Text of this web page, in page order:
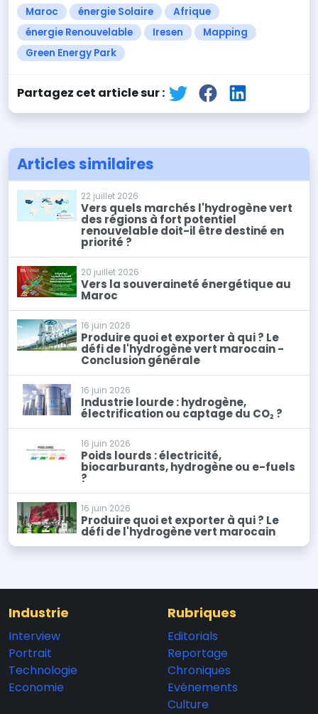
Maroc énergie Solaire
Afrique
énergie Renouvelable
Iresen
Mapping
Green Energy Park
Partagez cet article sur :
Articles similaires
22 juillet 2026
Vers quels marchés l'hydrogène vert
des régions à fort potentiel
renouvelable doit-il être destiné en
priorité ?
20 juillet 2026
Vers la souveraineté énergétique au
Maroc
16 juin 2026
Produire quoi et exporter à qui ? Le
défi de l'hydrogène vert marocain -
Conclusion générale
16 juin 2026
Industrie lourde : hydrogène,
électrification ou captage du CO₂ ?
16 juin 2026
Poids lourds : électricité,
biocarburants, hydrogène ou e-fuels
?
16 juin 2026
Produire quoi et exporter à qui ? Le
défi de l'hydrogène vert marocain
Industrie
Interview
Portrait
Technologie
Economie
Rubriques
Editorials
Reportage
Chroniques
Evénements
Culture